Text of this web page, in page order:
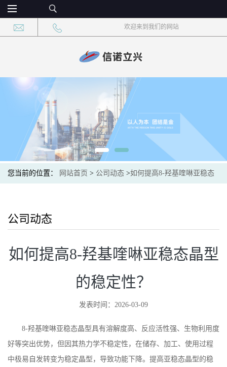
欢迎来到我们的网站
您当前的位置： 网站首页 > 公司动态 >如何提高8-羟基喹啉亚稳态
公司动态
如何提高8-羟基喹啉亚稳态晶型
的稳定性？
发表时间：2026-03-09
8-羟基喹啉亚稳态晶型具有溶解度高、反应活性强、生物利用度
好等突出优势，但因其热力学不稳定性，在储存、加工、使用过程
中极易自发转变为稳定晶型，导致功能下降。提高亚稳态晶型的稳